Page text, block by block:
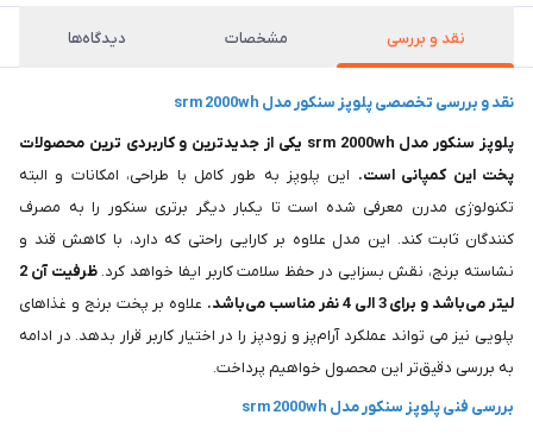
نقد و بررسی مشخصات دیدگاه‌ها
نقد و بررسی تخصصی پلوپز سنکور مدل srm 2000wh
پلوپز سنکور مدل srm 2000wh یکی از جدیدترین و کاربردی ترین محصولات
پخت این کمپانی است. این پلوپز به طور کامل با طراحی، امکانات و البته
تکنولوژی مدرن معرفی شده است تا یکبار دیگر برتری سنکور را به مصرف
کنندگان ثابت کند. این مدل علاوه بر کارایی راحتی که دارد، با کاهش قند و
نشاسته برنج، نقش بسزایی در حفظ سلامت کاربر ایفا خواهد کرد.
ظرفیت آن 2
لیتر می‌باشد و برای 3 الی 4 نفر مناسب می‌باشد.
علاوه بر پخت برنج و غذاهای
پلویی نیز می تواند عملکرد آرام‌پز و زودپز را در اختیار کاربر قرار بدهد. در ادامه
به بررسی دقیق‌تر این محصول خواهیم پرداخت.
بررسی فنی پلوپز سنکور مدل srm 2000wh